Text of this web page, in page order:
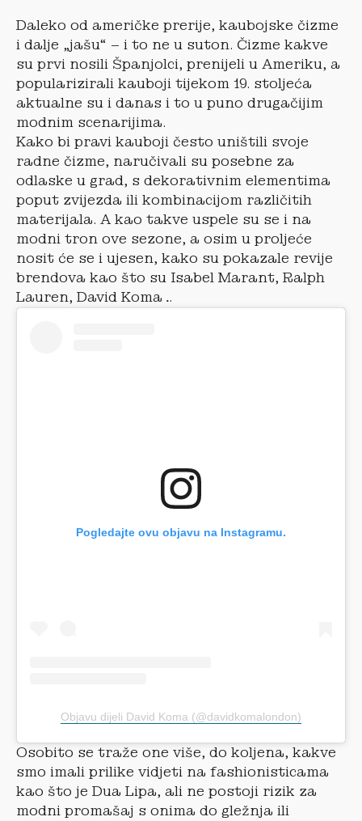
Daleko od američke prerije, kaubojske čizme
i dalje „jašu“ – i to ne u suton. Čizme kakve
su prvi nosili Španjolci, prenijeli u Ameriku, a
popularizirali kauboji tijekom 19. stoljeća
aktualne su i danas i to u puno drugačijim
modnim scenarijima.
Kako bi pravi kauboji često uništili svoje
radne čizme, naručivali su posebne za
odlaske u grad, s dekorativnim elementima
poput zvijezda ili kombinacijom različitih
materijala. A kao takve uspele su se i na
modni tron ove sezone, a osim u proljeće
nosit će se i ujesen, kako su pokazale revije
brendova kao što su Isabel Marant, Ralph
Lauren, David Koma…
Pogledajte ovu objavu na Instagramu.
Objavu dijeli David Koma (@davidkomalondon)
Osobito se traže one više, do koljena, kakve
smo imali prilike vidjeti na fashionisticama
kao što je Dua Lipa, ali ne postoji rizik za
modni promašaj s onima do gležnja ili